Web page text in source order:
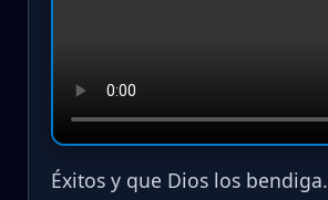
Éxitos y que Dios los bendiga.